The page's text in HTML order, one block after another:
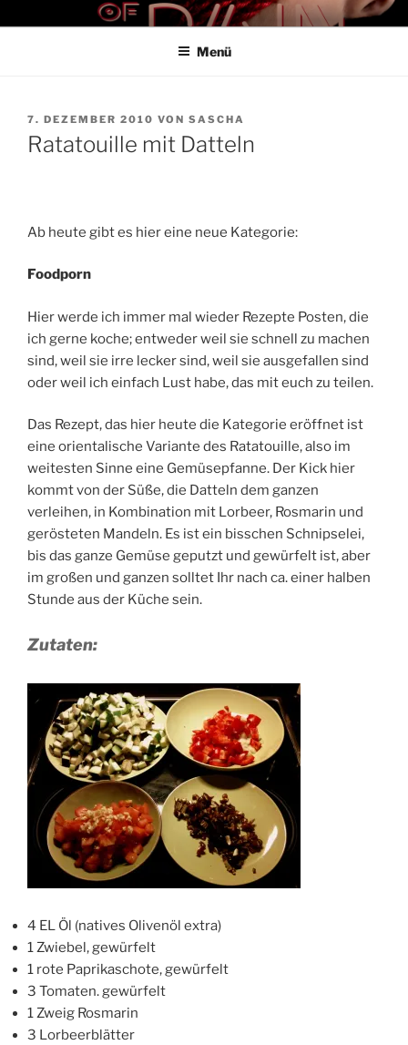
InhaltTHE ART OF PAIN
Der Blog für BDSM und Kinky Lifestyle
Menü
VERÖFFENTLICHT
AM
7. DEZEMBER 2010 VON SASCHA
Ratatouille mit Datteln
Ab heute gibt es hier eine neue Kategorie:
Foodporn
Hier werde ich immer mal wieder Rezepte Posten, die
ich gerne koche; entweder weil sie schnell zu machen
sind, weil sie irre lecker sind, weil sie ausgefallen sind
oder weil ich einfach Lust habe, das mit euch zu teilen.
Das Rezept, das hier heute die Kategorie eröffnet ist
eine orientalische Variante des Ratatouille, also im
weitesten Sinne eine Gemüsepfanne. Der Kick hier
kommt von der Süße, die Datteln dem ganzen
verleihen, in Kombination mit Lorbeer, Rosmarin und
gerösteten Mandeln. Es ist ein bisschen Schnipselei,
bis das ganze Gemüse geputzt und gewürfelt ist, aber
im großen und ganzen solltet Ihr nach ca. einer halben
Stunde aus der Küche sein.
Zutaten:
4 EL Öl (natives Olivenöl extra)
1 Zwiebel, gewürfelt
1 rote Paprikaschote, gewürfelt
3 Tomaten. gewürfelt
1 Zweig Rosmarin
3 Lorbeerblätter